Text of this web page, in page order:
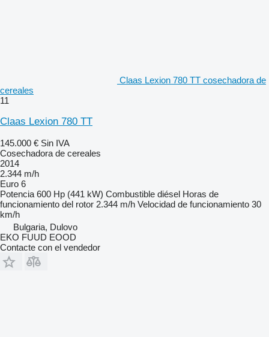
Claas Lexion 780 TT cosechadora de
cereales
11
Claas Lexion 780 TT
145.000 € Sin IVA
Cosechadora de cereales
2014
2.344 m/h
Euro 6
Potencia 600 Hp (441 kW) Combustible diésel Horas de
funcionamiento del rotor 2.344 m/h Velocidad de funcionamiento 30
km/h
Bulgaria, Dulovo
EKO FUUD EOOD
Contacte con el vendedor